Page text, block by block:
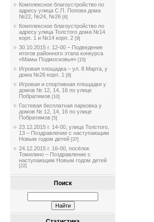
Комплексное благоустройство по
адресу улица С.П. Попова дома
№22, №24, №26 [6]
Комплексное благоустройство по
адресу улица Толстого дома №14
корп. 1 и №14 корп. 2 [9]
30.10.2015 г. 12-00 – Подведение
итогов районного этапа конкурса
«Мамы Подмосковья» [15]
Игровая площадка – ул. 8 Марта, у
дома №26 корп. 1 [8]
Игровая и спортивная площадки у
домов № 12, 14, 16 по улице
Побратимов [10]
Гостевая бесплатная парковка у
домов № 12, 14, 16 по улице
Побратимов [5]
23.12.2015 г. 14-00, улица Толстого,
13 – Поздравление с наступающим
Новым годом детей [37]
24.12.2015 г. 16-00, посёлок
Томилино – Поздравление с
наступающим Новым годом детей
[22]
Поиск